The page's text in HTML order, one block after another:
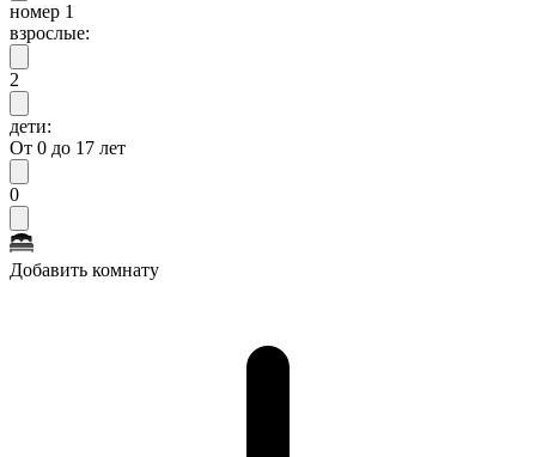
номер 1
взрослые:
2
дети:
От 0 до 17 лет
0
Добавить комнату